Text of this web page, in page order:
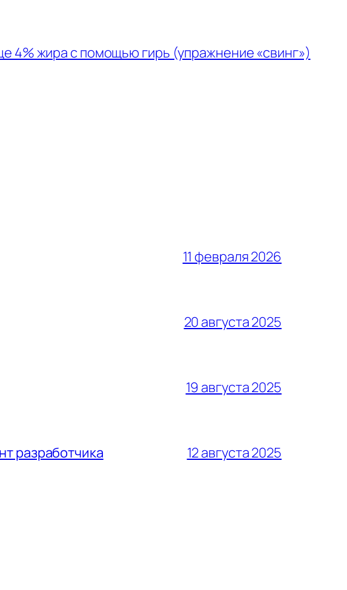
4% жира с помощью гирь (упражнение «свинг»)
11 февраля 2026
20 августа 2025
19 августа 2025
разработчика 12 августа 2025